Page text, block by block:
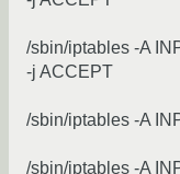
/sbin/iptables -A
-j ACCEPT
/sbin/iptables -A
/sbin/iptables -A